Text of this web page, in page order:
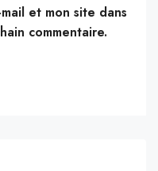
et mon site dans
commentaire.